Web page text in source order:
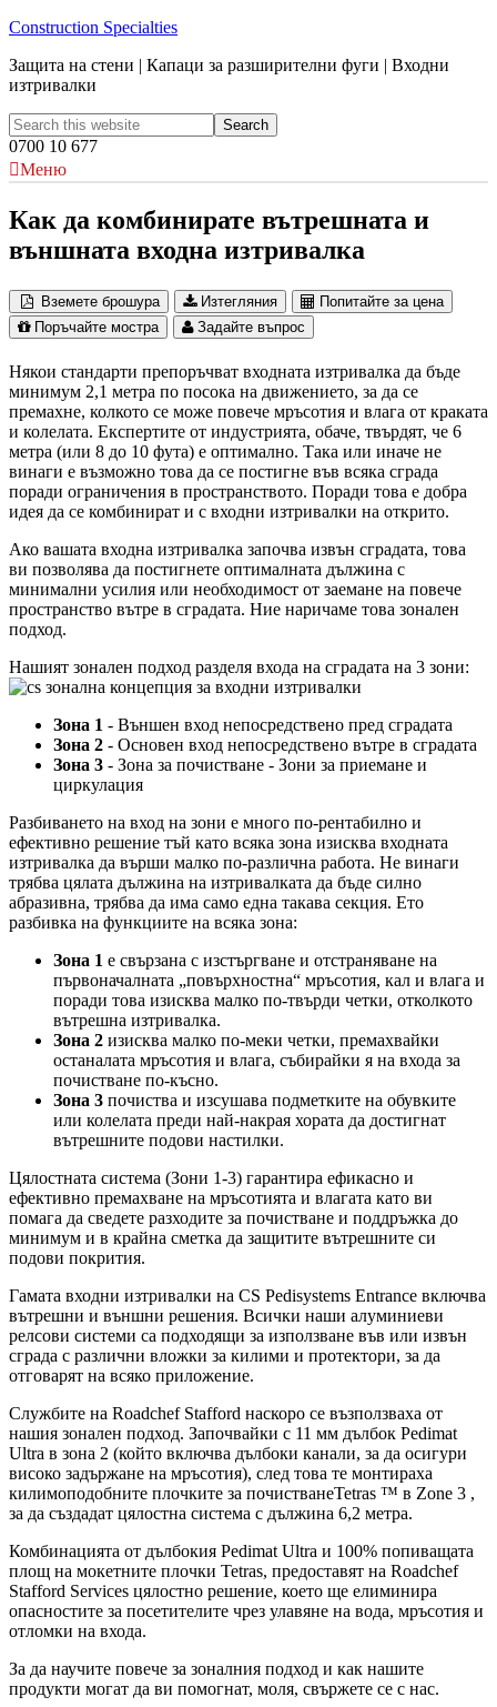
Construction Specialties
Защита на стени | Капаци за разширителни фуги | Входни
изтривалки
0700 10 677
Меню
Как да комбинирате вътрешната и
външната входна изтривалка
Вземете брошура Изтегляния
Попитайте за цена
Поръчайте мостра
Задайте въпрос
Някои стандарти препоръчват входната изтривалка да бъде
минимум 2,1 метра по посока на движението, за да се
премахне, колкото се може повече мръсотия и влага от краката
и колелата. Експертите от индустрията, обаче, твърдят, че 6
метра (или 8 до 10 фута) е оптимално. Така или иначе не
винаги е възможно това да се постигне във всяка сграда
поради ограничения в пространството. Поради това е добра
идея да се комбинират и с входни изтривалки на открито.
Ако вашата входна изтривалка започва извън сградата, това
ви позволява да постигнете оптималната дължина с
минимални усилия или необходимост от заемане на повече
пространство вътре в сградата. Ние наричаме това зонален
подход.
Нашият зонален подход разделя входа на сградата на 3 зони:
Зона 1 - Външен вход непосредствено пред сградата
Зона 2 - Основен вход непосредствено вътре в сградата
Зона 3 - Зона за почистване - Зони за приемане и
циркулация
Разбиването на вход на зони е много по-рентабилно и
ефективно решение тъй като всяка зона изисква входната
изтривалка да върши малко по-различна работа. Не винаги
трябва цялата дължина на изтривалката да бъде силно
абразивна, трябва да има само една такава секция. Ето
разбивка на функциите на всяка зона:
Зона 1 е свързана с изстъргване и отстраняване на
първоначалната „повърхностна“ мръсотия, кал и влага и
поради това изисква малко по-твърди четки, отколкото
вътрешна изтривалка.
Зона 2 изисква малко по-меки четки, премахвайки
останалата мръсотия и влага, събирайки я на входа за
почистване по-късно.
Зона 3 почиства и изсушава подметките на обувките
или колелата преди най-накрая хората да достигнат
вътрешните подови настилки.
Цялостната система (Зони 1-3) гарантира ефикасно и
ефективно премахване на мръсотията и влагата като ви
помага да сведете разходите за почистване и поддръжка до
минимум и в крайна сметка да защитите вътрешните си
подови покрития.
Гамата входни изтривалки на CS Pedisystems Entrance включва
вътрешни и външни решения. Всички наши алуминиеви
релсови системи са подходящи за използване във или извън
сграда с различни вложки за килими и протектори, за да
отговарят на всяко приложение.
Службите на Roadchef Stafford наскоро се възползваха от
нашия зонален подход. Започвайки с 11 мм дълбок Pedimat
Ultra в зона 2 (който включва дълбоки канали, за да осигури
високо задържане на мръсотия), след това те монтираха
килимоподобните плочките за почистванеTetras ™ в Zone 3 ,
за да създадат цялостна система с дължина 6,2 метра.
Комбинацията от дълбокия Pedimat Ultra и 100% попиващата
площ на мокетните плочки Tetras, предоставят на Roadchef
Stafford Services цялостно решение, което ще елиминира
опасностите за посетителите чрез улавяне на вода, мръсотия и
отломки на входа.
За да научите повече за зоналния подход и как нашите
продукти могат да ви помогнат, моля, свържете се с нас.